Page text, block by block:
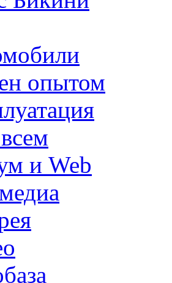
опытом
и Web